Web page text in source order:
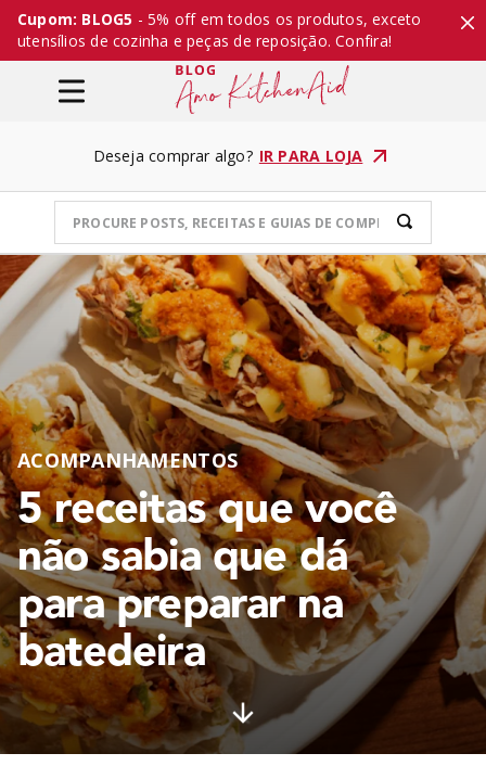
Cupom: BLOG5 - 5% off em todos os produtos, exceto
utensílios de cozinha e peças de reposição. Confira!
Deseja comprar algo? IR PARA LOJA
ACOMPANHAMENTOS
5 receitas que você
não sabia que dá
para preparar na
batedeira